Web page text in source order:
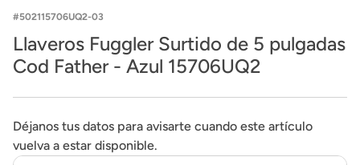
502115706UQ2-03
Llaveros Fuggler Surtido de 5 pulgadas
Cod Father - Azul 15706UQ2
Déjanos tus datos para avisarte cuando este artículo
vuelva a estar disponible.